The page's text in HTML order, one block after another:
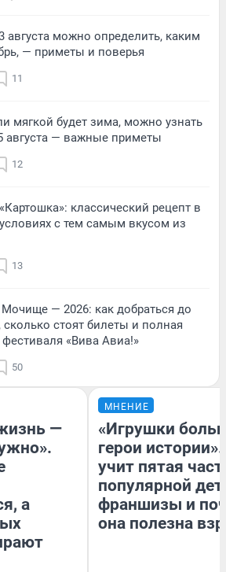
августа можно определить, каким
— приметы и поверья
11
мягкой будет зима, можно узнать
августа — важные приметы
12
классический рецепт в
с тем самым вкусом из
13
— 2026: как добраться до
сколько стоят билеты и полная
«Вива Авиа!»
50
—
а
МНЕНИЕ
«Игрушки
герои
учит пятая
популярной
франшизы и
она полезна